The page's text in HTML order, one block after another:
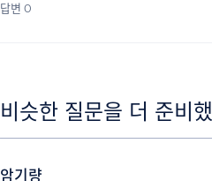
답변 0
비슷한 질문을 더 준비
암기량